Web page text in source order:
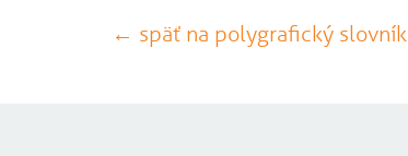
← späť na polygrafický slovník